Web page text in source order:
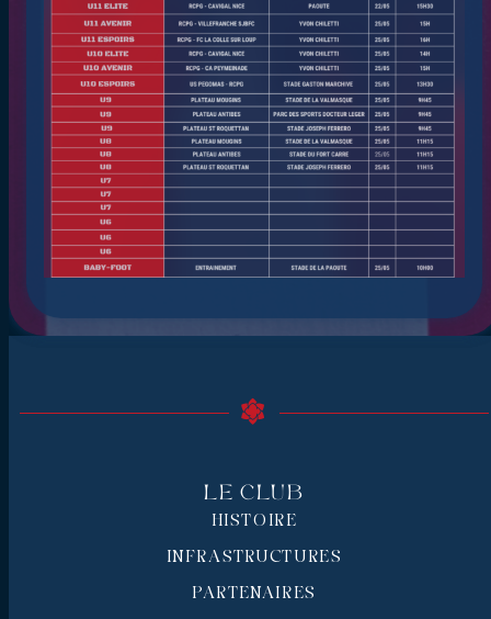
Le Club
HISTOIRE
INFRASTRUCTURES
PARTENAIRES